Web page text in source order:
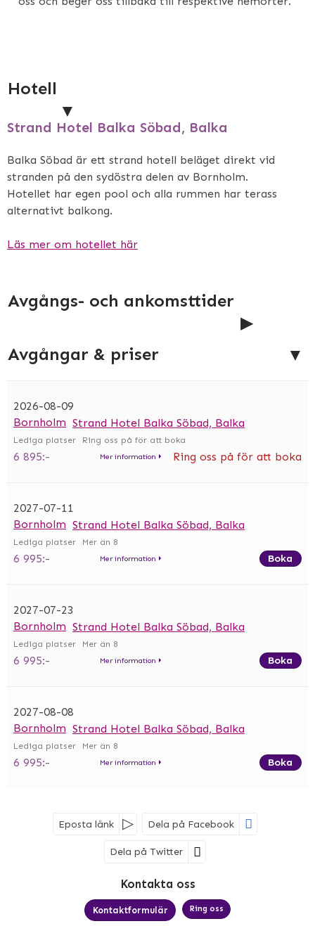
Hotell
Strand Hotel Balka Söbad, Balka
Balka Söbad är ett strand hotell beläget direkt vid
stranden på den sydöstra delen av Bornholm.
Hotellet har egen pool och alla rummen har terass
alternativt balkong.
Läs mer om hotellet här
Avgångs- och ankomsttider
Avgångar & priser
2026-08-09
Bornholm Strand Hotel Balka Söbad, Balka
Ring oss på för att boka
6 895:- Ring oss på för att boka
Mer information
2027-07-11
Bornholm Strand Hotel Balka Söbad, Balka
Mer än 8
6 995:- Boka
Mer information
2027-07-23
Bornholm Strand Hotel Balka Söbad, Balka
Mer än 8
6 995:- Boka
Mer information
2027-08-08
Bornholm Strand Hotel Balka Söbad, Balka
Mer än 8
6 995:- Boka
Mer information
Eposta länk Dela på Facebook
Dela på Twitter
Sociala medier
Kontakta oss
Kontaktformulär Ring oss